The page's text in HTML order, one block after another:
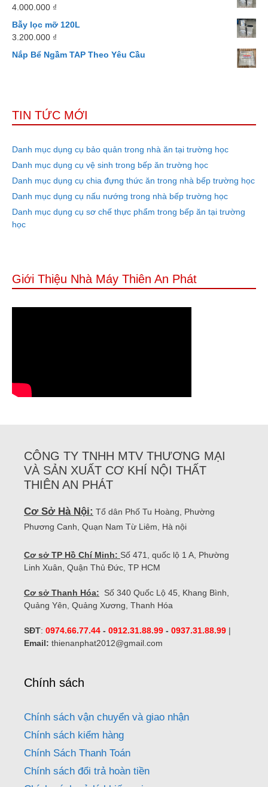
4.000.000 ₫
Bẫy lọc mỡ 120L
3.200.000 ₫
Nắp Bể Ngầm TAP Theo Yêu Cầu
TIN TỨC MỚI
Danh mục dụng cụ bảo quản trong nhà ăn tại trường học
Danh mục dụng cụ vệ sinh trong bếp ăn trường học
Danh mục dụng cụ chia đựng thức ăn trong nhà bếp trường học
Danh mục dụng cụ nấu nướng trong nhà bếp trường học
Danh mục dụng cụ sơ chế thực phẩm trong bếp ăn tại trường
học
Giới Thiệu Nhà Máy Thiên An Phát
CÔNG TY TNHH MTV THƯƠNG MẠI
VÀ SẢN XUẤT CƠ KHÍ NỘI THẤT
THIÊN AN PHÁT
Cơ Sở Hà Nội: Tổ dân Phố Tu Hoàng, Phường
Phương Canh, Quạn Nam Từ Liêm, Hà nội
Cơ sở TP Hồ Chí Minh: Số 471, quốc lộ 1 A, Phường
Linh Xuân, Quận Thủ Đức, TP HCM
Cơ sở Thanh Hóa: Số 340 Quốc Lộ 45, Khang Bình,
Quảng Yên, Quảng Xương, Thanh Hóa
SĐT: 0974.66.77.44 - 0912.31.88.99 - 0937.31.88.99 |
Email: thienanphat2012@gmail.com
Chính sách
Chính sách vận chuyển và giao nhận
Chính sách kiểm hàng
Chính Sách Thanh Toán
Chính sách đổi trả hoàn tiền